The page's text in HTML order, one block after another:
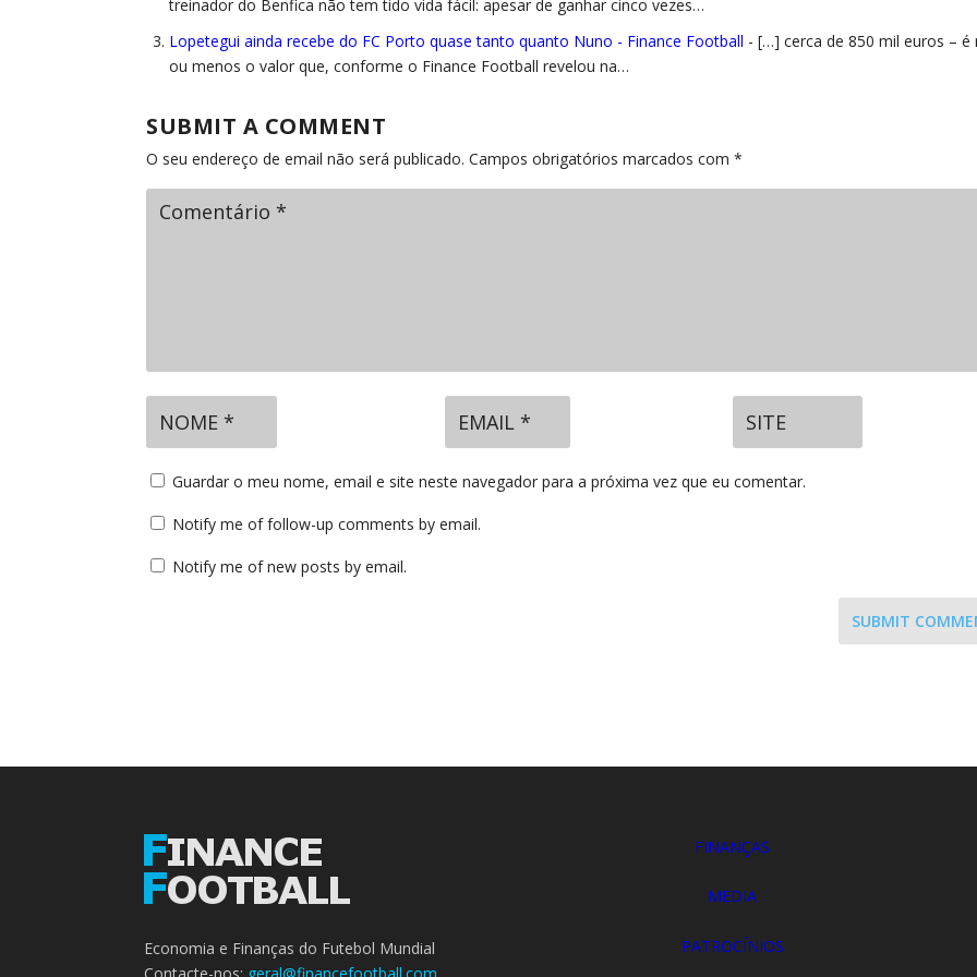
treinador do Benfica não tem tido vida fácil: apesar de ganhar cinco vezes…
Lopetegui ainda recebe do FC Porto quase tanto quanto Nuno - Finance Football - […] cerca de 850 mil euros – é
ou menos o valor que, conforme o Finance Football revelou na…
SUBMIT A COMMENT
O seu endereço de email não será publicado. Campos obrigatórios marcados com*
Guardar o meu nome, email e site neste navegador para a próxima vez que eu comentar.
Notify me of follow-up comments by email.
Notify me of new posts by email.
SUBMIT
Economia e Finanças do Futebol Mundial
FINANÇAS
MEDIA
PATROCÍNIOS